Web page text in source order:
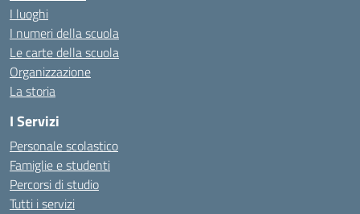
I luoghi
I numeri della scuola
Le carte della scuola
Organizzazione
La storia
I Servizi
Personale scolastico
Famiglie e studenti
Percorsi di studio
Tutti i servizi